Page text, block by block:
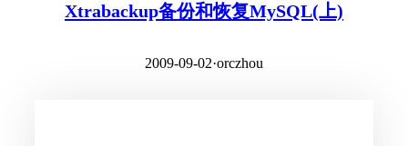
Xtrabackup备份和恢复MySQL(上)
2009-09-02·orczhou